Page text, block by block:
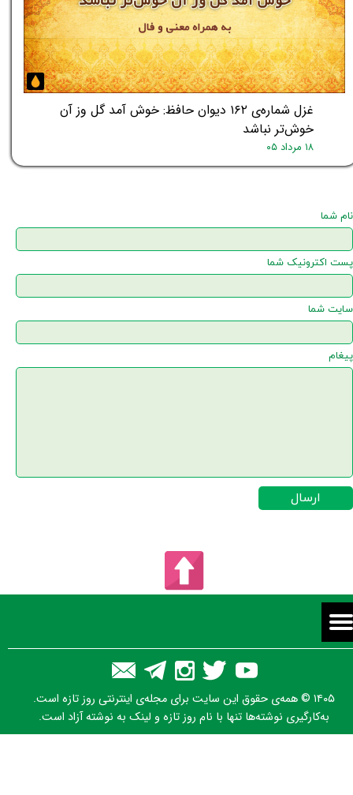
غزل شماره‌ی ۱۶۲ دیوان حافظ: خوش آمد گل وز آن
خوش‌تر نباشد
۱۸ مرداد ۰۵
نام شما
پست اکترونیک شما
سایت شما
پیغام
ارسال
۱۴۰۵ © همه‌ی حقوق این سایت برای مجله‌ی اینترنتی روز تازه است.
به‌کارگیری نوشته‌ها تنها با نام روز تازه و لینک به نوشته آزاد است.